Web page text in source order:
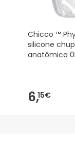
Chicco ™
silicone
anatômica
6,15€